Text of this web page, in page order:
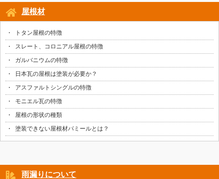
屋根材
トタン屋根の特徴
スレート、コロニアル屋根の特徴
ガルバニウムの特徴
日本瓦の屋根は塗装が必要か？
アスファルトシングルの特徴
モニエル瓦の特徴
屋根の形状の種類
塗装できない屋根材パミールとは？
雨漏りについて